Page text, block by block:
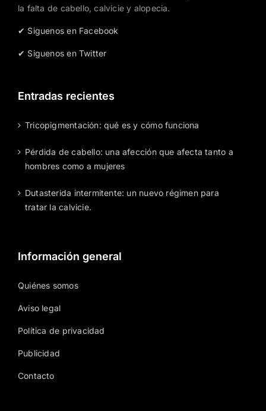
la falta de cabello, calvicie y alopecia.
✔ Siguenos en Facebook
✔ Siguenos en Twitter
Entradas recientes
Tricopigmentación: qué es y cómo funciona
Pérdida de cabello: una afección que afecta tanto a
hombres como a mujeres
Dutasterida intermitente: un nuevo régimen para
tratar la calvicie.
Información general
Quiénes somos
Aviso legal
Política de privacidad
Publicidad
Contacto